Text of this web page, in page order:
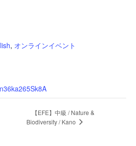
, オンラインイベント
【EFE】中級 / Nature &
Biodiversity / Kano